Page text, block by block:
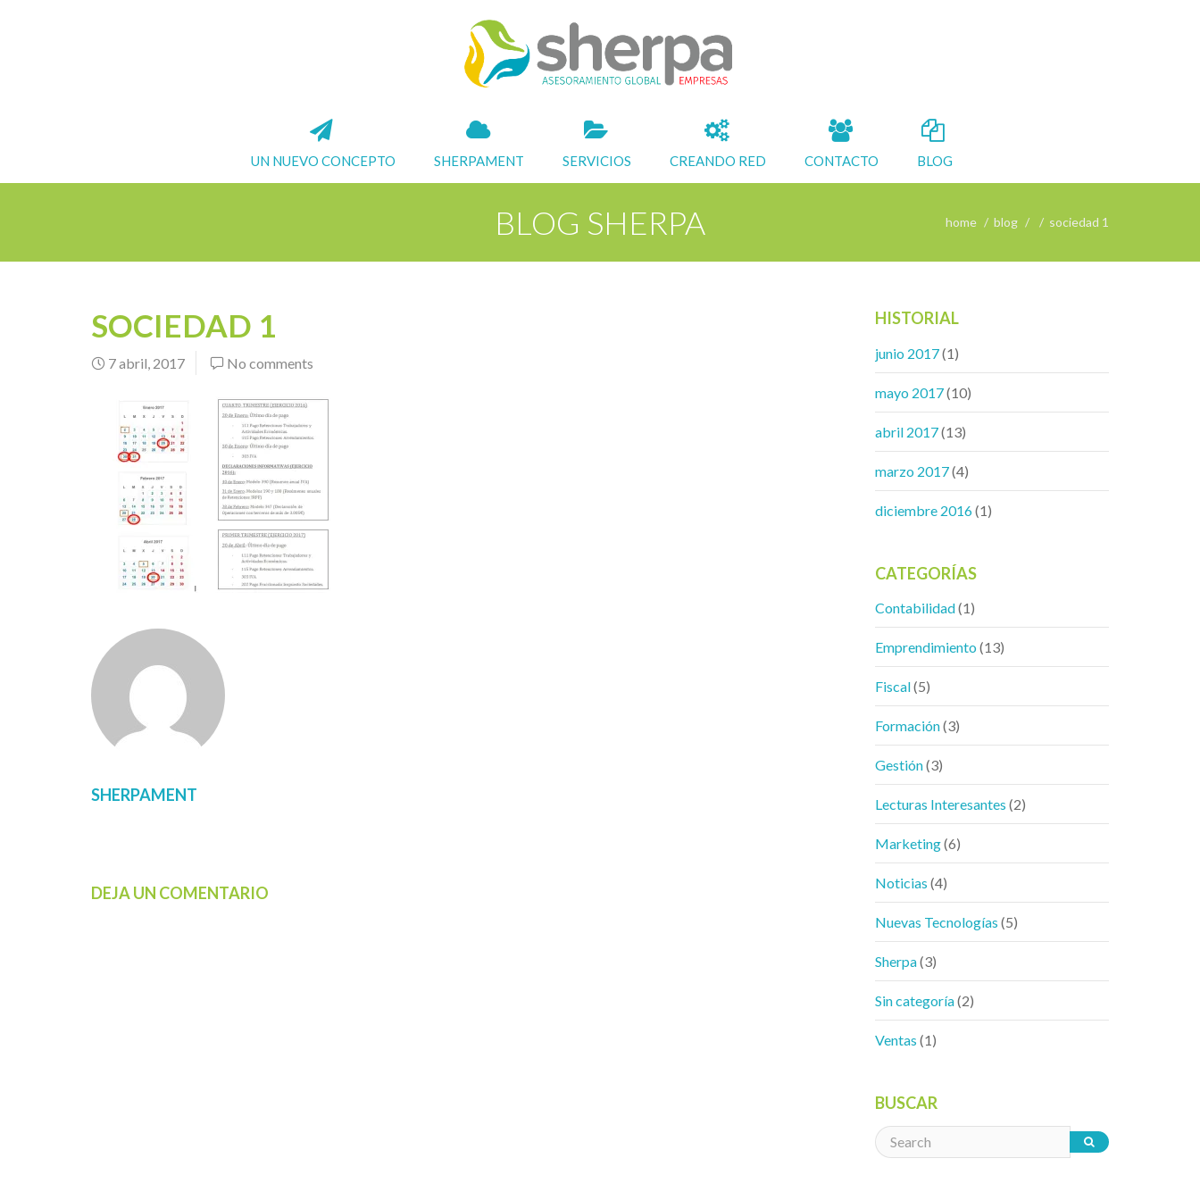
UN NUEVO CONCEPTO SHERPAMENT SERVICIOS CREANDO RED CONTACTO BLOG
BLOG SHERPA home blog sociedad 1
SOCIEDAD 1
7 abril, 2017 No comments
SHERPAMENT
DEJA UN COMENTARIO
HISTORIAL
junio 2017(1)
mayo 2017(10)
abril 2017(13)
marzo 2017(4)
diciembre 2016(1)
CATEGORÍAS
Contabilidad(1)
Emprendimiento (13)
Fiscal(5)
Formación(3)
Gestión(3)
Lecturas Interesantes (2)
Marketing(6)
Noticias (4)
Nuevas Tecnologías (5)
Sherpa(3)
Sin categoría(2)
Ventas (1)
BUSCAR